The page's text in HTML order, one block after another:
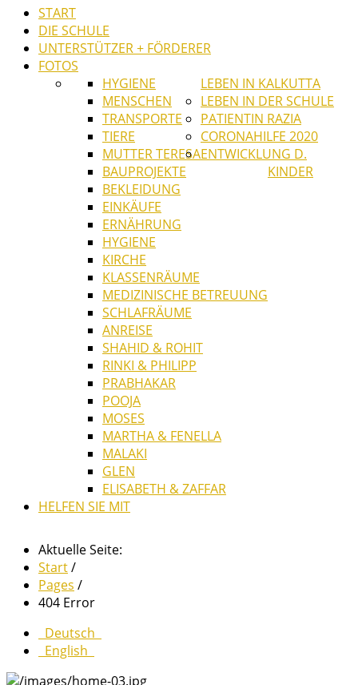
START
DIE SCHULE
UNTERSTÜTZER + FÖRDERER
FOTOS
LEBEN IN KALKUTTA
HYGIENE
MENSCHEN
TRANSPORTE
TIERE
MUTTER TERESA
LEBEN IN DER SCHULE
BAUPROJEKTE
BEKLEIDUNG
EINKÄUFE
ERNÄHRUNG
HYGIENE
KIRCHE
KLASSENRÄUME
MEDIZINISCHE BETREUUNG
SCHLAFRÄUME
ANREISE
PATIENTIN RAZIA
CORONAHILFE 2020
ENTWICKLUNG D.
KINDER
SHAHID & ROHIT
RINKI & PHILIPP
PRABHAKAR
POOJA
MOSES
MARTHA & FENELLA
MALAKI
GLEN
ELISABETH & ZAFFAR
HELFEN SIE MIT
Aktuelle Seite:
Start/
Pages /
404 Error
Deutsch
English